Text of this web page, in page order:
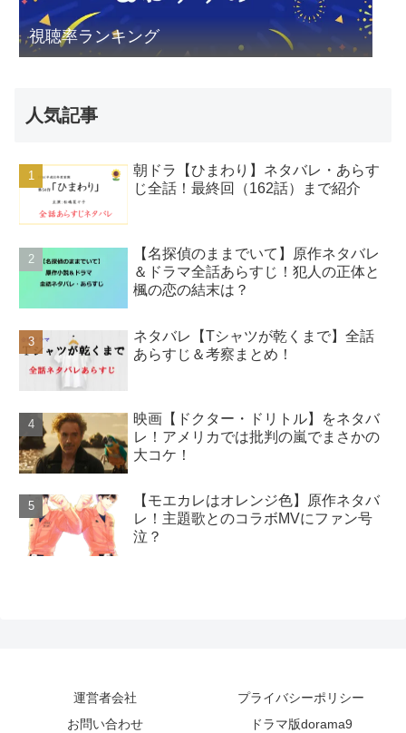
視聴率ランキング
人気記事
朝ドラ【ひまわり】ネタバレ・あらす
じ全話！最終回（162話）まで紹介
【名探偵のままでいて】原作ネタバレ
＆ドラマ全話あらすじ！犯人の正体と
楓の恋の結末は？
ネタバレ【Tシャツが乾くまで】全話
あらすじ＆考察まとめ！
映画【ドクター・ドリトル】をネタバ
レ！アメリカでは批判の嵐でまさかの
大コケ！
【モエカレはオレンジ色】原作ネタバ
レ！主題歌とのコラボMVにファン号
泣？
運営者会社
プライバシーポリシー
お問い合わせ
ドラマ版dorama9